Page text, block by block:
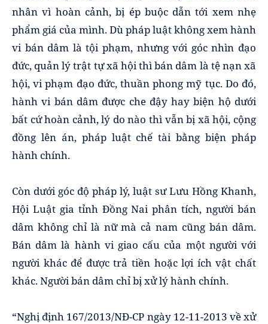
nhân vì hoàn cảnh, bị ép buộc dẫn tới xem nhẹ
phẩm giá của mình. Dù pháp luật không xem hành
vi bán dâm là tội phạm, nhưng với góc nhìn đạo
đức, quản lý trật tự xã hội thì bán dâm là tệ nạn xã
hội, vi phạm đạo đức, thuần phong mỹ tục. Do đó,
hành vi bán dâm được che đậy hay biện hộ dưới
bất cứ hoàn cảnh, lý do nào thì vẫn bị xã hội, cộng
đồng lên án, pháp luật chế tài bằng biện pháp
hành chính.
Còn dưới góc độ pháp lý, luật sư Lưu Hồng Khanh,
Hội Luật gia tỉnh Đồng Nai phân tích, người bán
dâm không chỉ là nữ mà cả nam cũng bán dâm.
Bán dâm là hành vi giao cấu của một người với
người khác để được trả tiền hoặc lợi ích vật chất
khác. Người bán dâm chỉ bị xử lý hành chính.
“Nghị định 167/2013/NĐ-CP ngày 12-11-2013 về xử